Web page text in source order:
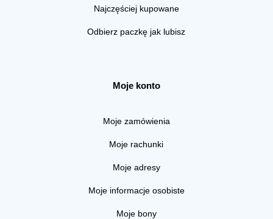
Najczęściej kupowane
Odbierz paczkę jak lubisz
Moje konto
Moje zamówienia
Moje rachunki
Moje adresy
Moje informacje osobiste
Moje bony